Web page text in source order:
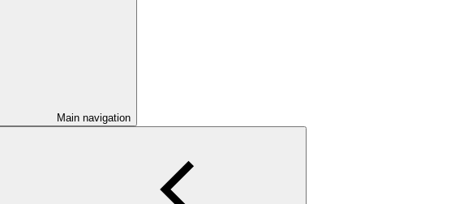
Main navigation